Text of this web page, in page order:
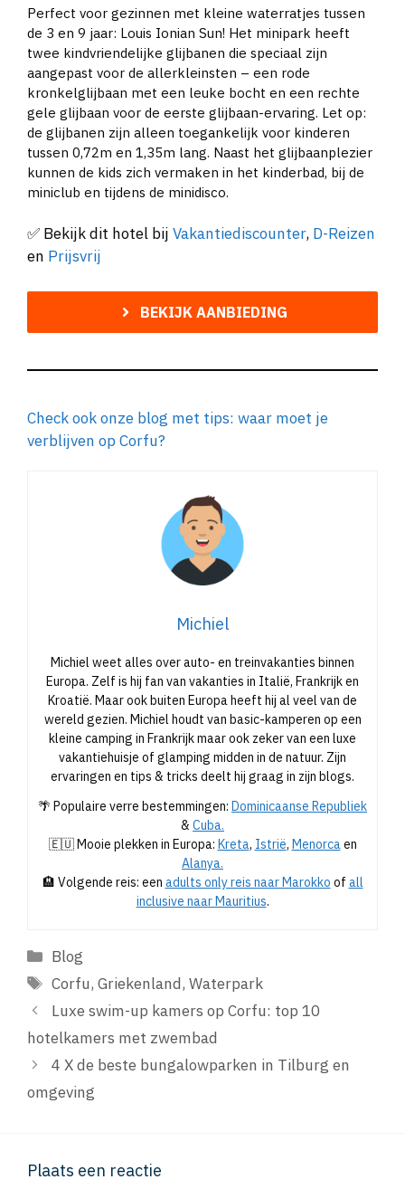
Perfect voor gezinnen met kleine waterratjes tussen
de 3 en 9 jaar: Louis Ionian Sun! Het minipark heeft
twee kindvriendelijke glijbanen die speciaal zijn
aangepast voor de allerkleinsten – een rode
kronkelglijbaan met een leuke bocht en een rechte
gele glijbaan voor de eerste glijbaan-ervaring. Let op:
de glijbanen zijn alleen toegankelijk voor kinderen
tussen 0,72m en 1,35m lang. Naast het glijbaanplezier
kunnen de kids zich vermaken in het kinderbad, bij de
miniclub en tijdens de minidisco.
✅ Bekijk dit hotel bij Vakantiediscounter, D-Reizen
en Prijsvrij
BEKIJK AANBIEDING
Check ook onze blog met tips: waar moet je
verblijven op Corfu?
Michiel
Michiel weet alles over auto- en treinvakanties binnen
Europa. Zelf is hij fan van vakanties in Italië, Frankrijk en
Kroatië. Maar ook buiten Europa heeft hij al veel van de
wereld gezien. Michiel houdt van basic-kamperen op een
kleine camping in Frankrijk maar ook zeker van een luxe
vakantiehuisje of glamping midden in de natuur. Zijn
ervaringen en tips & tricks deelt hij graag in zijn blogs.
🌴 Populaire verre bestemmingen: Dominicaanse Republiek
& Cuba.
🇪🇺 Mooie plekken in Europa: Kreta, Istrië, Menorcaen
Alanya.
🏨 Volgende reis: een adults only reis naar Marokko of all
inclusive naar Mauritius.
Categorieën
Blog
Tags
Corfu,Griekenland,Waterpark
Luxe swim-up kamers op Corfu: top 10
hotelkamers met zwembad
4 X de beste bungalowparken in Tilburg en
omgeving
Plaats een reactie